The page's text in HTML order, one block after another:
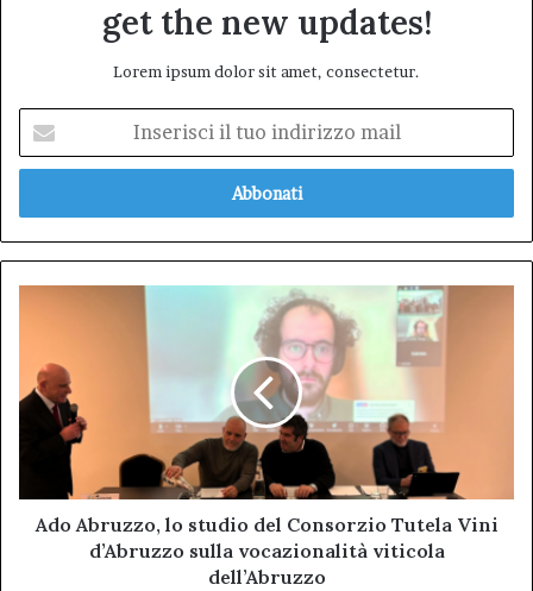
get the new updates!
Lorem ipsum dolor sit amet, consectetur.
tuo
mail
studio
del
Consorzio
Tutela
d’Abruzzo
sulla
vocazionalità
Ado Abruzzo, lo studio del Consorzio Tutela Vini
d’Abruzzo sulla vocazionalità viticola
dell’Abruzzo